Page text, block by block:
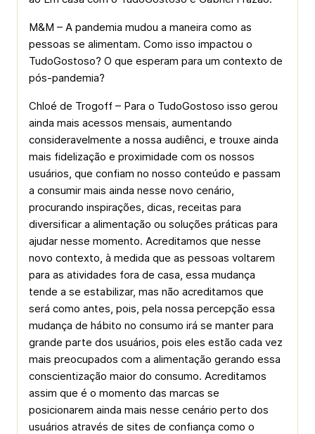
M&M – A pandemia mudou a maneira como as
pessoas se alimentam. Como isso impactou o
TudoGostoso? O que esperam para um contexto de
pós-pandemia?
Chloé de Trogoff – Para o TudoGostoso isso gerou
ainda mais acessos mensais, aumentando
consideravelmente a nossa audiênci, e trouxe ainda
mais fidelização e proximidade com os nossos
usuários, que confiam no nosso conteúdo e passam
a consumir mais ainda nesse novo cenário,
procurando inspirações, dicas, receitas para
diversificar a alimentação ou soluções práticas para
ajudar nesse momento. Acreditamos que nesse
novo contexto, à medida que as pessoas voltarem
para as atividades fora de casa, essa mudança
tende a se estabilizar, mas não acreditamos que
será como antes, pois, pela nossa percepção essa
mudança de hábito no consumo irá se manter para
grande parte dos usuários, pois eles estão cada vez
mais preocupados com a alimentação gerando essa
conscientização maior do consumo. Acreditamos
assim que é o momento das marcas se
posicionarem ainda mais nesse cenário perto dos
usuários através de sites de confiança como o